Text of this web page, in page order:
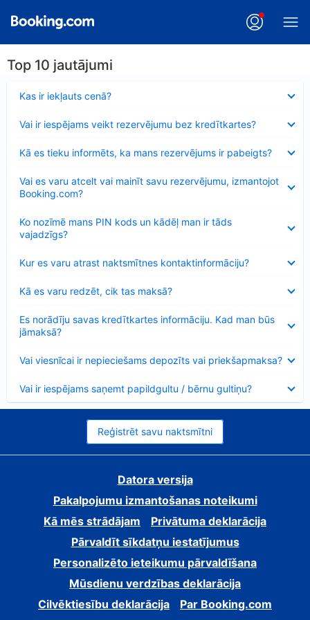
Top 10 jautājumi
Kas ir iekļauts cenā?
Vai ir iespējams veikt rezervējumu bez kredītkartes?
Kā es tieku informēts, ka mans rezervējums ir pabeigts?
Vai es varu atcelt vai mainīt savu rezervējumu, izmantojot
Booking.com?
Ko nozīmē mans PIN kods un kādēļ man ir tāds
vajadzīgs?
Kur es varu atrast naktsmītnes kontaktinformāciju?
Kā es varu redzēt, cik tas maksā?
Es norādīju savas kredītkartes informāciju. Kad man būs
jāmaksā?
Vai viesnīcai ir nepieciešams depozīts vai priekšapmaksa?
Vai ir iespējams saņemt papildgultu / bērnu gultiņu?
Reģistrēt savu naktsmītni
Datora versija
Pakalpojumu izmantošanas noteikumi
Kā mēs strādājam
Privātuma deklarācija
Pārvaldīt sīkdatņu iestatījumus
Personalizēto ieteikumu pārvaldīšana
Mūsdienu verdzības deklarācija
Cilvēktiesību deklarācija
Par Booking.com